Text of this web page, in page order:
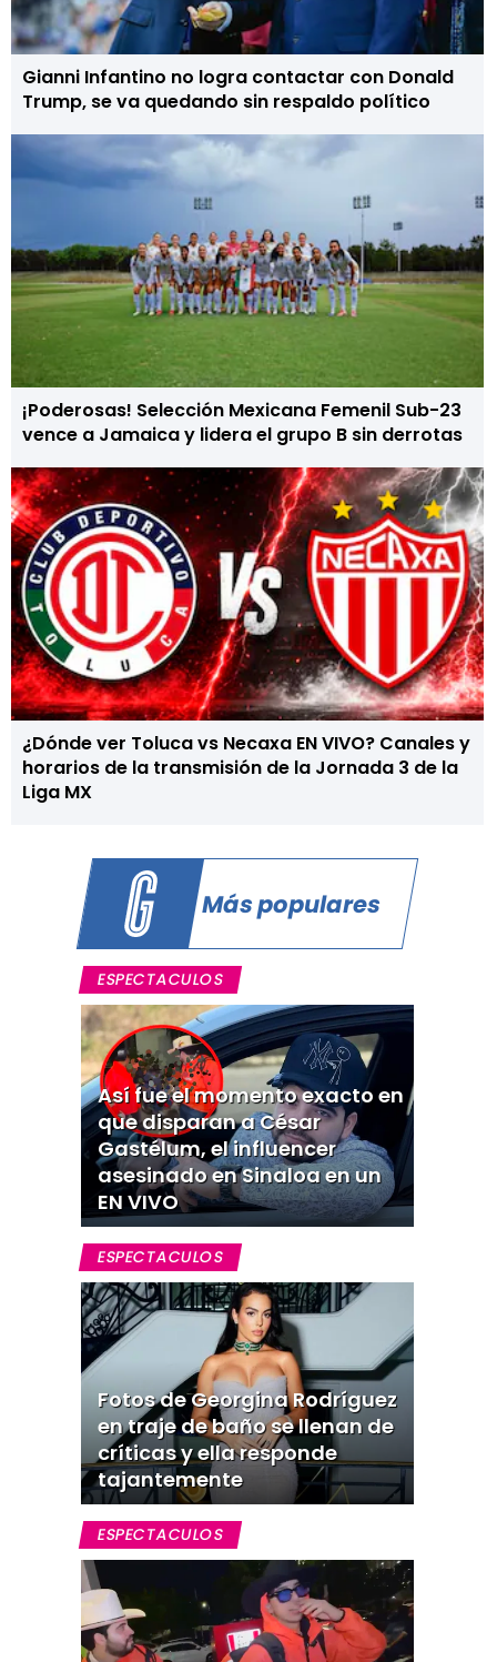
Gianni Infantino no logra contactar con Donald
Trump, se va quedando sin respaldo político
¡Poderosas! Selección Mexicana Femenil Sub-23
vence a Jamaica y lidera el grupo B sin derrotas
¿Dónde ver Toluca vs Necaxa EN VIVO? Canales y
horarios de la transmisión de la Jornada 3 de la
Liga MX
Más populares
ESPECTACULOS
Así fue el momento exacto en
que disparan a César
Gastélum, el influencer
asesinado en Sinaloa en un
EN VIVO
ESPECTACULOS
Fotos de Georgina Rodríguez
en traje de baño se llenan de
críticas y ella responde
tajantemente
ESPECTACULOS